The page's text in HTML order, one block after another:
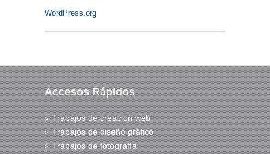
WordPress.org
Accesos Rápidos
Trabajos de creación web
Trabajos de diseño gráfico
Trabajos de fotografía